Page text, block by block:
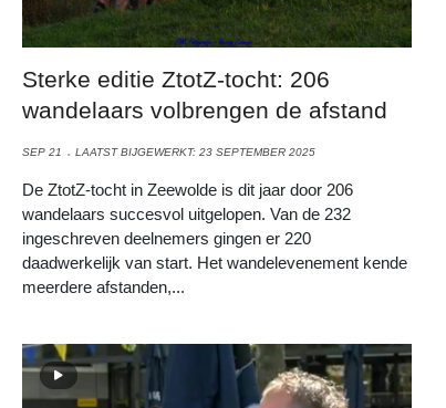
Sterke editie ZtotZ-tocht: 206
wandelaars volbrengen de afstand
SEP 21 LAATST BIJGEWERKT: 23 SEPTEMBER 2025
De ZtotZ-tocht in Zeewolde is dit jaar door 206
wandelaars succesvol uitgelopen. Van de 232
ingeschreven deelnemers gingen er 220
daadwerkelijk van start. Het wandelevenement kende
meerdere afstanden,...